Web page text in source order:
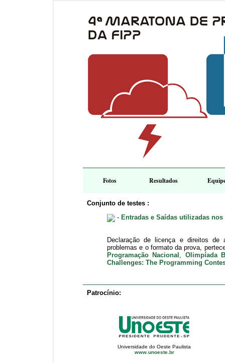
Fotos Resultados
Conjunto de testes :
- Entradas e Saídas utilizadas nos
Declaração de licença e direitos de
problemas e o formato da prova,
Programação Nacional
Olimpíada
Challenges: The Programming
Patrocínio:
Universidade do Oeste Paulista
www.unoeste.br